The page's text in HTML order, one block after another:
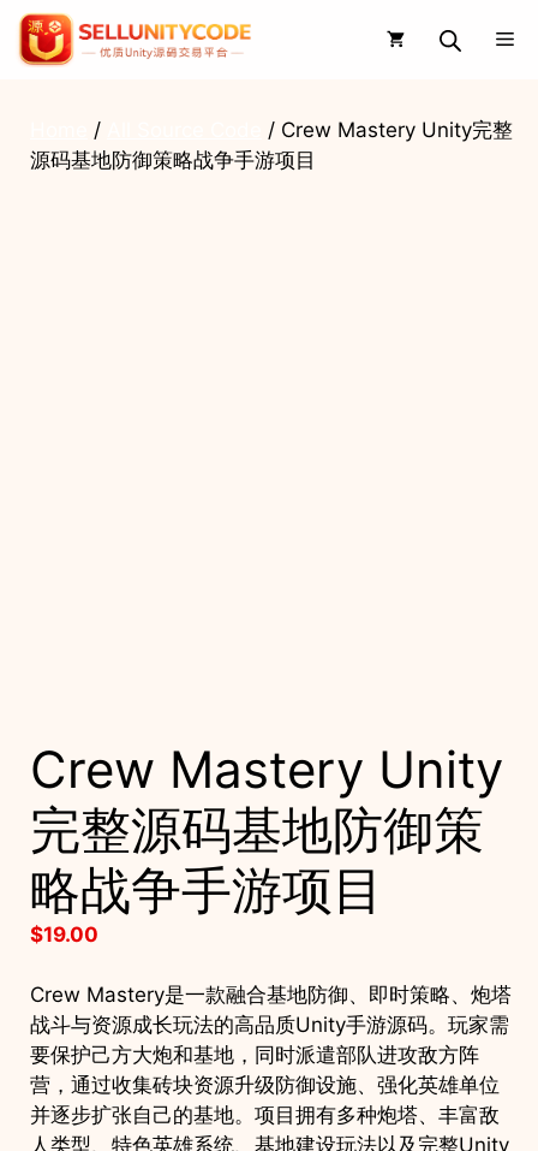
Skip
content
/
/ Crew Mastery Unity完整
源码基地防御策略战争手游项目
Crew Mastery Unity
完整源码基地防御策
略战争手游项目
$19.00
Crew Mastery是一款融合基地防御、即时策略、炮塔
战斗与资源成长玩法的高品质Unity手游源码。玩家需
要保护己方大炮和基地，同时派遣部队进攻敌方阵
营，通过收集砖块资源升级防御设施、强化英雄单位
并逐步扩张自己的基地。项目拥有多种炮塔、丰富敌
人类型、特色英雄系统、基地建设玩法以及完整Unity